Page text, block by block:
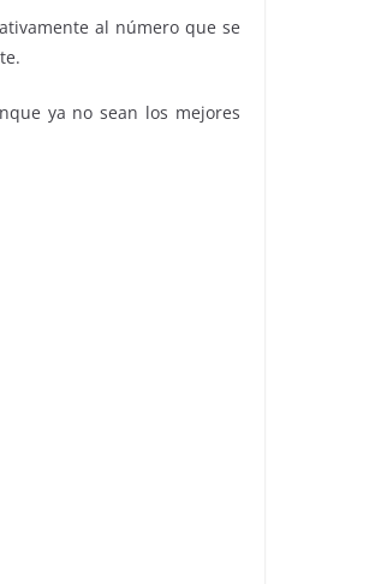
al número que se
ya no sean los mejores